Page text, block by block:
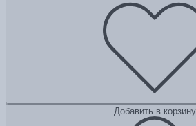
Добавить в корзину